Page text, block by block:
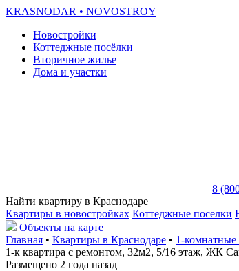
KRASNODAR • NOVOSTROY
Новостройки
Коттеджные посёлки
Вторичное жилье
Дома и участки
8
Найти квартиру в Краснодаре
Квартиры в новостройках Коттеджные поселки
Объекты на карте
Главная • Квартиры в Краснодаре • 1-
1-к квартира с ремонтом, 32м2, 5/16 этаж, ЖК
Размещено 2 года назад